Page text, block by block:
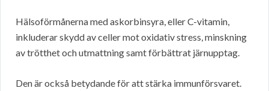
Hälsoförmånerna med askorbinsyra, eller C-vitamin,
inkluderar skydd av celler mot oxidativ stress, minskning
av trötthet och utmattning samt förbättrat järnupptag.
Den är också betydande för att stärka immunförsvaret.